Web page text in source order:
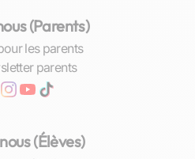
de
scolaire
(Parents)
les parents
parents
(Élèves)